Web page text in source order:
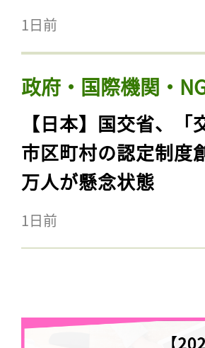
1日前
政府・国際機関・
【日本】国交省、
市区町村の認定制度
万人が懸念状態
1日前